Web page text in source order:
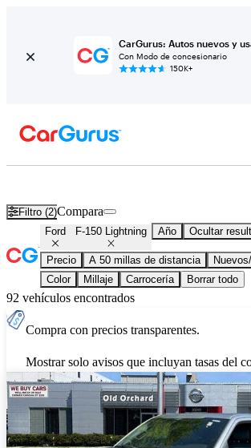
CarGurus: Autos nuevos y
Con Modo de concesionario
150K+
Filtro (2)Compara
Ford F-150 Lightning Año Ocultar
Precio A 50 millas de distancia
Color
Millaje Carrocería Borrar todo
92 vehículos encontrados
Compra con precios transparentes.
Mostrar solo avisos que incluyan tasas del